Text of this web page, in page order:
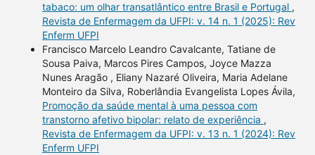
tabaco: um olhar transatlântico entre Brasil e Portugal ,
Revista de Enfermagem da UFPI: v. 14 n. 1 (2025): Rev
Enferm UFPI
Francisco Marcelo Leandro Cavalcante, Tatiane de
Sousa Paiva, Marcos Pires Campos, Joyce Mazza
Nunes Aragão , Eliany Nazaré Oliveira, Maria Adelane
Monteiro da Silva, Roberlândia Evangelista Lopes Ávila,
Promoção da saúde mental à uma pessoa com
transtorno afetivo bipolar: relato de experiência ,
Revista de Enfermagem da UFPI: v. 13 n. 1 (2024): Rev
Enferm UFPI